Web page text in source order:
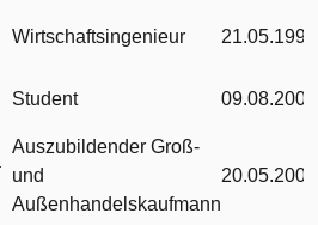
Wirtschaftsingenieur 21.05.1996
Student 09.08.2003
Auszubildender Groß-
und
Außenhandelskaufmann
20.05.2001